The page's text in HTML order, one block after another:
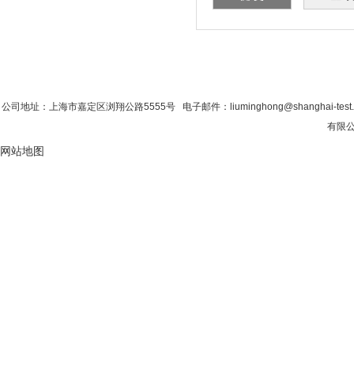
公司地址：上海市嘉定区浏翔公路5555号 电子邮件：liuminghong@shanghai-
有限公
网站地图